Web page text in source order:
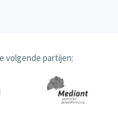
volgende partijen: